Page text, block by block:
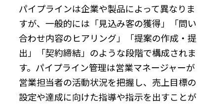
パイプラインは企業や製品によって異なりま
すが、一般的には「見込み客の獲得」「問い
合わせ内容のヒアリング」「提案の作成・提
出」「契約締結」のような段階で構成されま
す。パイプライン管理は営業マネージャーが
営業担当者の活動状況を把握し、売上目標の
設定や達成に向けた指導や指示を出すことが